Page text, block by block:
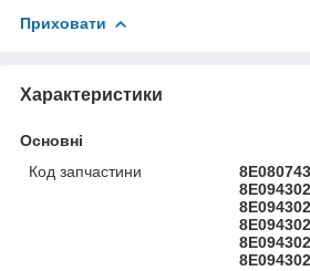
Приховати
Характеристики
Основні
Код запчастини